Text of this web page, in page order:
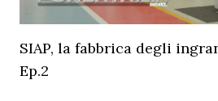
SIAP, la fabbrica degli
Ep.2